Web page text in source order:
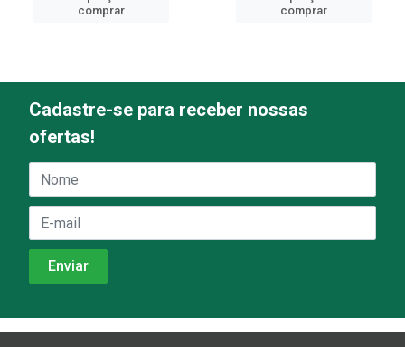
comprar
comprar
Cadastre-se para receber nossas
ofertas!